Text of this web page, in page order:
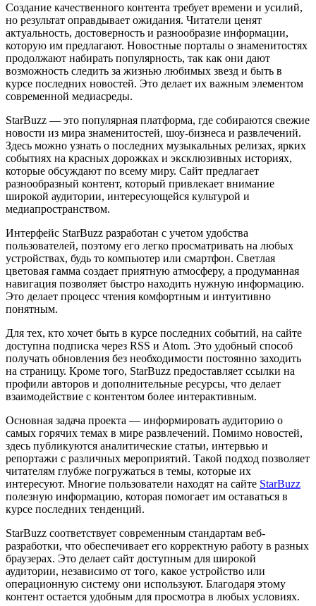
Создание качественного контента требует времени и усилий,
но результат оправдывает ожидания. Читатели ценят
актуальность, достоверность и разнообразие информации,
которую им предлагают. Новостные порталы о знаменитостях
продолжают набирать популярность, так как они дают
возможность следить за жизнью любимых звезд и быть в
курсе последних новостей. Это делает их важным элементом
современной медиасреды.
StarBuzz — это популярная платформа, где собираются свежие
новости из мира знаменитостей, шоу-бизнеса и развлечений.
Здесь можно узнать о последних музыкальных релизах, ярких
событиях на красных дорожках и эксклюзивных историях,
которые обсуждают по всему миру. Сайт предлагает
разнообразный контент, который привлекает внимание
широкой аудитории, интересующейся культурой и
медиапространством.
Интерфейс StarBuzz разработан с учетом удобства
пользователей, поэтому его легко просматривать на любых
устройствах, будь то компьютер или смартфон. Светлая
цветовая гамма создает приятную атмосферу, а продуманная
навигация позволяет быстро находить нужную информацию.
Это делает процесс чтения комфортным и интуитивно
понятным.
Для тех, кто хочет быть в курсе последних событий, на сайте
доступна подписка через RSS и Atom. Это удобный способ
получать обновления без необходимости постоянно заходить
на страницу. Кроме того, StarBuzz предоставляет ссылки на
профили авторов и дополнительные ресурсы, что делает
взаимодействие с контентом более интерактивным.
Основная задача проекта — информировать аудиторию о
самых горячих темах в мире развлечений. Помимо новостей,
здесь публикуются аналитические статьи, интервью и
репортажи с различных мероприятий. Такой подход позволяет
читателям глубже погружаться в темы, которые их
интересуют. Многие пользователи находят на сайте StarBuzz
полезную информацию, которая помогает им оставаться в
курсе последних тенденций.
StarBuzz соответствует современным стандартам веб-
разработки, что обеспечивает его корректную работу в разных
браузерах. Это делает сайт доступным для широкой
аудитории, независимо от того, какое устройство или
операционную систему они используют. Благодаря этому
контент остается удобным для просмотра в любых условиях.